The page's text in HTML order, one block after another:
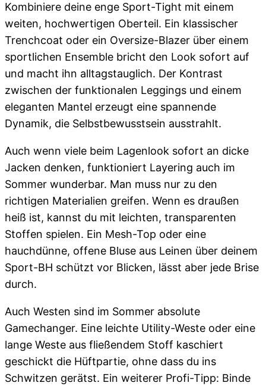
Kombiniere deine enge Sport-Tight mit einem
weiten, hochwertigen Oberteil. Ein klassischer
Trenchcoat oder ein Oversize-Blazer über einem
sportlichen Ensemble bricht den Look sofort auf
und macht ihn alltagstauglich. Der Kontrast
zwischen der funktionalen Leggings und einem
eleganten Mantel erzeugt eine spannende
Dynamik, die Selbstbewusstsein ausstrahlt.
Auch wenn viele beim Lagenlook sofort an dicke
Jacken denken, funktioniert Layering auch im
Sommer wunderbar. Man muss nur zu den
richtigen Materialien greifen. Wenn es draußen
heiß ist, kannst du mit leichten, transparenten
Stoffen spielen. Ein Mesh-Top oder eine
hauchdünne, offene Bluse aus Leinen über deinem
Sport-BH schützt vor Blicken, lässt aber jede Brise
durch.
Auch Westen sind im Sommer absolute
Gamechanger. Eine leichte Utility-Weste oder eine
lange Weste aus fließendem Stoff kaschiert
geschickt die Hüftpartie, ohne dass du ins
Schwitzen gerätst. Ein weiterer Profi-Tipp: Binde